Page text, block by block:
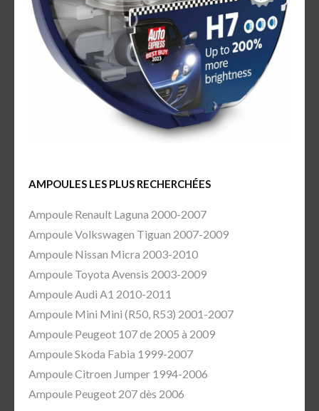
AMPOULES LES PLUS RECHERCHÉES
Ampoule Renault Laguna 2000-2007
Ampoule Volkswagen Tiguan 2007-2009
Ampoule Nissan Micra 2003-2010
Ampoule Toyota Avensis 2003-2009
Ampoule Audi A1 2010-2011
Ampoule Mini Mini (R50, R53) 2001-2007
Ampoule Peugeot 107 de 2005 à 2009
Ampoule Skoda Fabia 1999-2007
Ampoule Citroen Jumper 1994-2006
Ampoule Peugeot 207 dès 2006